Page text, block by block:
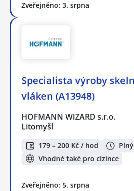
Zveřejněno: 3. srpna
Specialista výroby
vláken (A13948)
HOFMANN WIZARD s.r.o.
Litomyšl
179 – 200 Kč / hod
Vhodné také pro cizince
Zveřejněno: 5. srpna